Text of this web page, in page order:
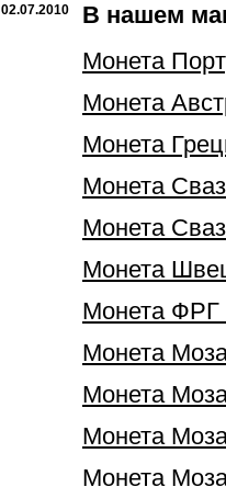
02.07.2010
В нашем
Монета
Монета
Монета
Монета
Монета
Монета
Монета ФРГ
Монета
Монета
Монета
Монета